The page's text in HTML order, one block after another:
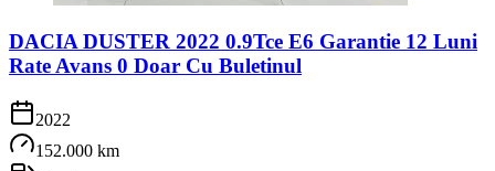
DACIA DUSTER 2022 0.9Tce E6 Garantie 12 Luni
Rate Avans 0 Doar Cu Buletinul
2022
152.000 km